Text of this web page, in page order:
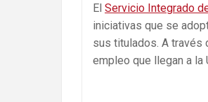
El Servicio Integrado
iniciativas que se
sus titulados. A través
empleo que llegan a la